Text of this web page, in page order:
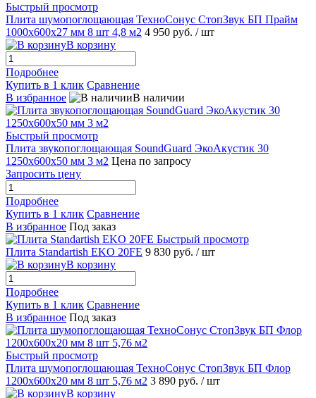
Быстрый просмотр
Плита шумопоглощающая ТехноСонус СтопЗвук БП Прайм
1000х600х27 мм 8 шт 4,8 м2 4 950 руб. / шт
В корзину
Подробнее
Купить в 1 клик Сравнение
В избранное
В наличии
Быстрый просмотр
Плита звукопоглощающая SoundGuard ЭкоАкустик 30
1250х600х50 мм 3 м2 Цена по запросу
Запросить цену
Подробнее
Купить в 1 клик Сравнение
В избранное Под заказ
Быстрый просмотр
Плита Standartish EKO 20FE 9 830 руб. / шт
В корзину
Подробнее
Купить в 1 клик Сравнение
В избранное Под заказ
Быстрый просмотр
Плита шумопоглощающая ТехноСонус СтопЗвук БП Флор
1200х600х20 мм 8 шт 5,76 м2 3 890 руб. / шт
В корзину